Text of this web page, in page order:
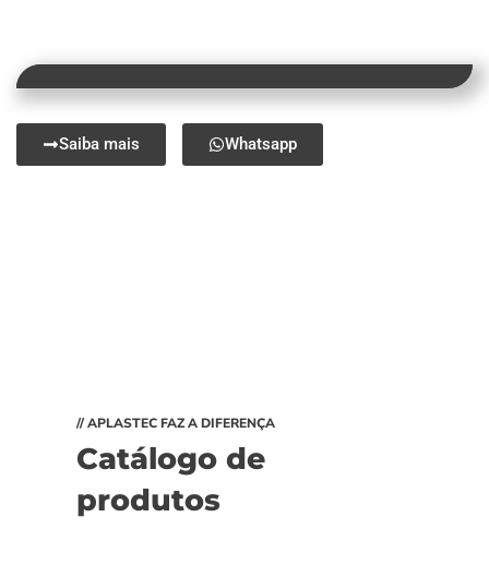
Saiba mais Whatsapp
// APLASTEC FAZ A DIFERENÇA
Catálogo de
produtos